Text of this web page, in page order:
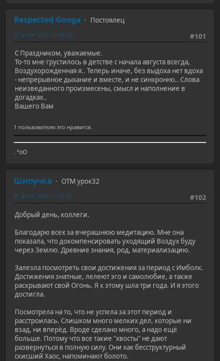
Respected Googa
Постоялец
#101
31 июля 2023, 13:00:14
С Праздником, уважаемые.
То-то мне грустилось в детстве с начала августа всегда,
Воздухорожденная я.. Теперь иначе, без выдоха нет вдоха
- непрерывное дыхание и вместе, и не синхронно.. Слова
неизведанного произмесены, смысл и наполнение в
догадках..
Вашего Вам
1 пользователю это нравится.
. °оО
Шипучка
ОТМ урок32
#102
31 июля 2023, 17:52:22
Добрый день, коллеги.
Благодарю всех за вчерашнюю медитацию. Мне она
показала, что докомпенсировать уходящий Воздух буду
через Землю. Древние знания, род, материализацию.
Залезла посмотреть свои достижения за период с Имболк.
Достижения знатные, лелеют эго и самолюбие, а также
раскрывают свой Огонь. Я к этому шла три года. И я этого
достигла.
Посмотрела на то, что не успела за этот период и
расстроилась. Слишком много мелких дел, которые ни
взад, ни вперёд. Вроде сделано много, а надо ещё
больше. Потому что все такие "хвосты" не дают
развернуться в полную силу. Они как бесструктурный
скисший Хаос, напоминают болото.